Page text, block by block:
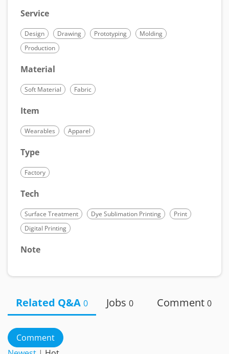
Service
Design Drawing Prototyping
Molding
Production
Material
Soft Material Fabric
Item
Wearables Apparel
Type
Factory
Tech
Surface Treatment Dye Sublimation Printing
Print
Digital Printing
Note
Related Q&A 0 Jobs 0 Comment 0
Comment